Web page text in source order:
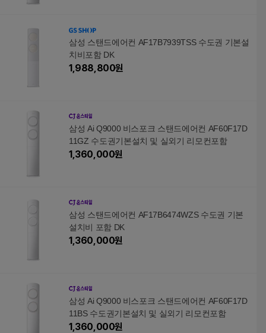
삼성 스탠드에어컨 AF17B7939TSS 수도권 기본설
치비포함 DK
1,988,800원
삼성 Ai Q9000 비스포크 스탠드에어컨 AF60F17D
11GZ 수도권기본설치 및 실외기 리모컨포함
1,360,000원
삼성 스탠드에어컨 AF17B6474WZS 수도권 기본
설치비 포함 DK
1,360,000원
삼성 Ai Q9000 비스포크 스탠드에어컨 AF60F17D
11BS 수도권기본설치 및 실외기 리모컨포함
1,360,000원